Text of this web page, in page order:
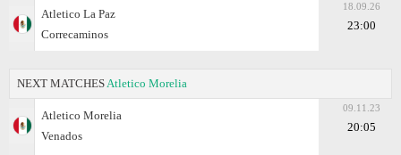
Atletico La Paz
Correcaminos
18.09.26
23:00
NEXT MATCHES Atletico Morelia
Atletico Morelia
Venados
09.11.23
20:05